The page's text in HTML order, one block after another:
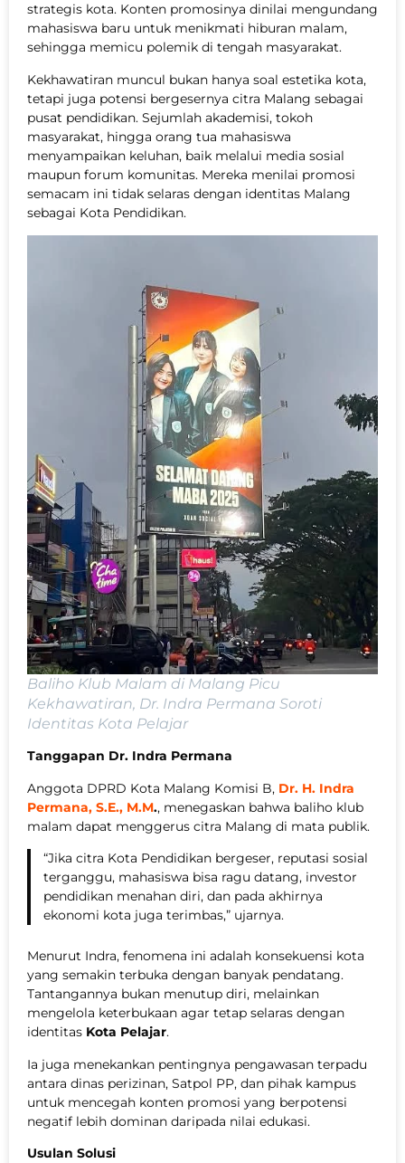
strategis kota. Konten promosinya dinilai mengundang
mahasiswa baru untuk menikmati hiburan malam,
sehingga memicu polemik di tengah masyarakat.
Kekhawatiran muncul bukan hanya soal estetika kota,
tetapi juga potensi bergesernya citra Malang sebagai
pusat pendidikan. Sejumlah akademisi, tokoh
masyarakat, hingga orang tua mahasiswa
menyampaikan keluhan, baik melalui media sosial
maupun forum komunitas. Mereka menilai promosi
semacam ini tidak selaras dengan identitas Malang
sebagai Kota Pendidikan.
Baliho Klub Malam di Malang Picu
Kekhawatiran, Dr. Indra Permana Soroti
Identitas Kota Pelajar
Tanggapan Dr. Indra Permana
Anggota DPRD Kota Malang Komisi B, Dr. H. Indra
Permana, S.E., M.M., menegaskan bahwa baliho klub
malam dapat menggerus citra Malang di mata publik.
“Jika citra Kota Pendidikan bergeser, reputasi sosial
terganggu, mahasiswa bisa ragu datang, investor
pendidikan menahan diri, dan pada akhirnya
ekonomi kota juga terimbas,” ujarnya.
Menurut Indra, fenomena ini adalah konsekuensi kota
yang semakin terbuka dengan banyak pendatang.
Tantangannya bukan menutup diri, melainkan
mengelola keterbukaan agar tetap selaras dengan
identitas Kota Pelajar.
Ia juga menekankan pentingnya pengawasan terpadu
antara dinas perizinan, Satpol PP, dan pihak kampus
untuk mencegah konten promosi yang berpotensi
negatif lebih dominan daripada nilai edukasi.
Usulan Solusi